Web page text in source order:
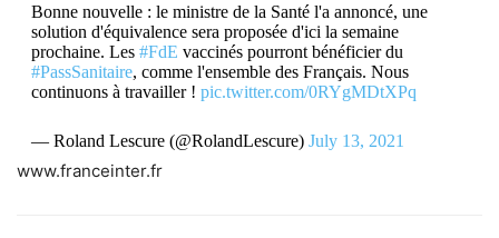
Bonne nouvelle : le ministre de la Santé l'a annoncé, une
solution d'équivalence sera proposée d'ici la semaine
prochaine. Les #FdE vaccinés pourront bénéficier du
#PassSanitaire, comme l'ensemble des Français. Nous
continuons à travailler ! pic.twitter.com/0RYgMDtXPq
— Roland Lescure (@RolandLescure) July 13, 2021
www.franceinter.fr